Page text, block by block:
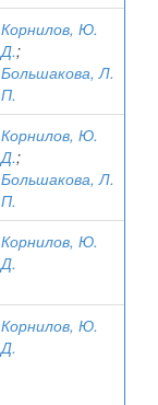
Корнилов, Ю.
Д.;
Большакова, Л.
П.
Корнилов, Ю.
Д.;
Большакова, Л.
П.
Корнилов, Ю.
Д.
Корнилов, Ю.
Д.